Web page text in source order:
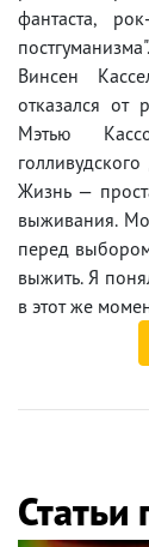
фантаста,
Винсен
отказался от
Мэтью
Жизнь —
выживания.
перед
выжить. Я
в этот же
Статьи